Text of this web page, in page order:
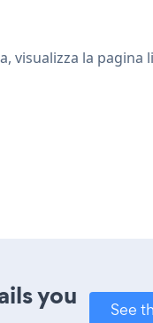
visualizza la pagina
you
See